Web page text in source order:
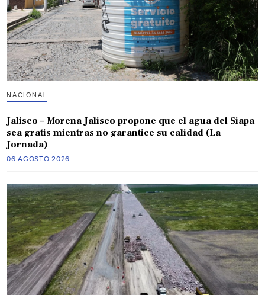
NACIONAL
Jalisco – Morena Jalisco propone que el agua del Siapa
sea gratis mientras no garantice su calidad (La
Jornada)
06 AGOSTO 2026